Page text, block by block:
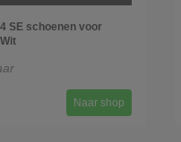
SE schoenen voor
Naar shop